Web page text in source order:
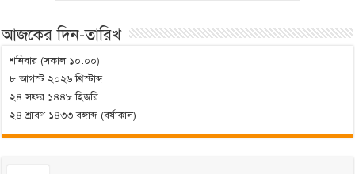
আজকের দিন-তারিখ
শনিবার (সকাল ১০:০০)
৮ আগস্ট ২০২৬ খ্রিস্টাব্দ
২৪ সফর ১৪৪৮ হিজরি
২৪ শ্রাবণ ১৪৩৩ বঙ্গাব্দ (বর্ষাকাল)